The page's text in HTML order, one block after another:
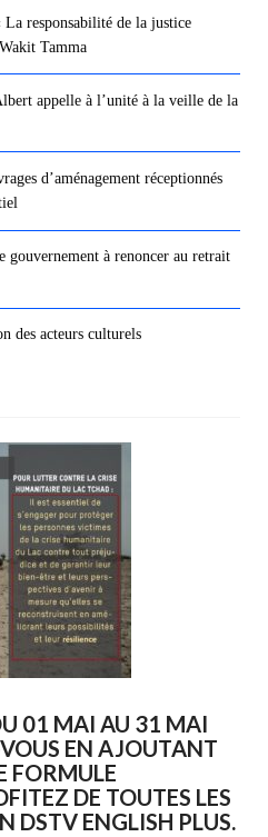
responsabilité de la justice
Tamma
appelle à l’unité à la veille de la
d’aménagement réceptionnés
à renoncer au retrait
des acteurs culturels
01 MAI AU 31 MAI
EN AJOUTANT
FORMULE
DE TOUTES LES
DSTV ENGLISH PLUS.